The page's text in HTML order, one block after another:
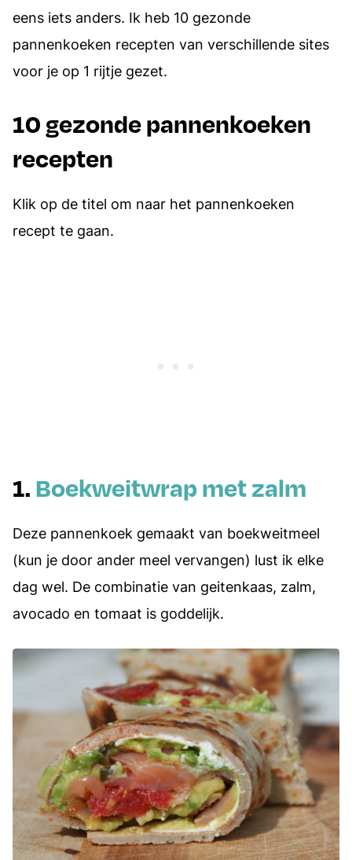
eens iets anders. Ik heb 10 gezonde
pannenkoeken recepten van verschillende sites
voor je op 1 rijtje gezet.
10 gezonde pannenkoeken
recepten
Klik op de titel om naar het pannenkoeken
recept te gaan.
1. Boekweitwrap met zalm
Deze pannenkoek gemaakt van boekweitmeel
(kun je door ander meel vervangen) lust ik elke
dag wel. De combinatie van geitenkaas, zalm,
avocado en tomaat is goddelijk.